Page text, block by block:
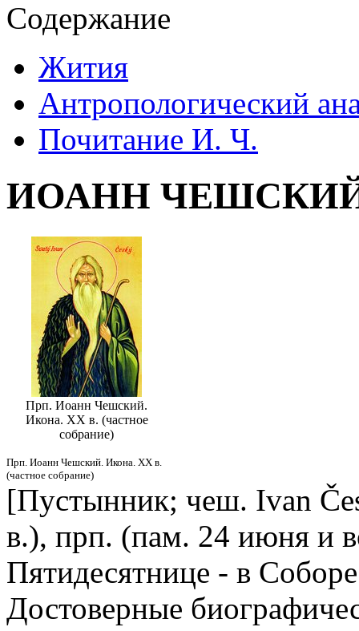
Содержание
Жития
Антропологический
Почитание И. Ч.
ИОАНН
Прп. Иоанн Чешский.
Икона. XX в. (частное
собрание)
Прп. Иоанн Чешский. Икона. XX в.
(частное собрание)
[Пустынник; чеш. Ivan
в.), прп. (пам. 24 июня и
Пятидесятнице - в
Достоверные